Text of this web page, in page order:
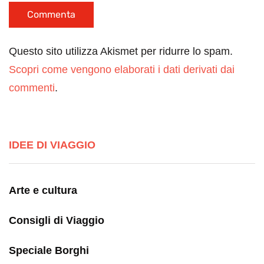
Questo sito utilizza Akismet per ridurre lo spam.
Scopri come vengono elaborati i dati derivati dai
commenti.
IDEE DI VIAGGIO
Arte e cultura
Consigli di Viaggio
Speciale Borghi